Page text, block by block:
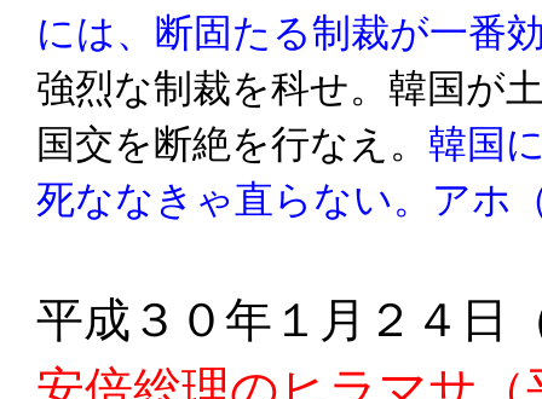
には、断固たる制裁が一番
強烈な制裁を科せ。韓国が
国交を断絶を行なえ。 韓国
死ななきゃ直らない。アホ
平成３０年１月２４日